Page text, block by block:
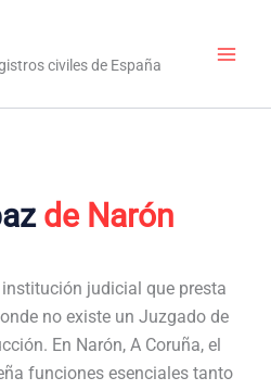
civiles de España
de Narón
judicial que presta
no existe un Juzgado de
En Narón, A Coruña, el
funciones esenciales tanto